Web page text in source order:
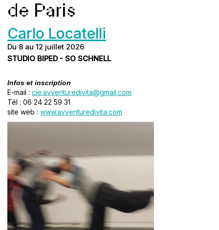
de Paris
Carlo Locatelli
Du 8 au 12 juillet 2026
STUDIO BIPED - SO SCHNELL
Infos et inscription
E-mail : cie.avventuredivita@gmail.com
Tél : 06 24 22 59 31
site web : www.avventuredivita.com